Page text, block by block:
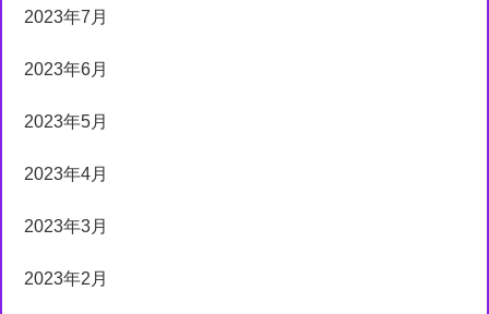
2023年7月
2023年6月
2023年5月
2023年4月
2023年3月
2023年2月